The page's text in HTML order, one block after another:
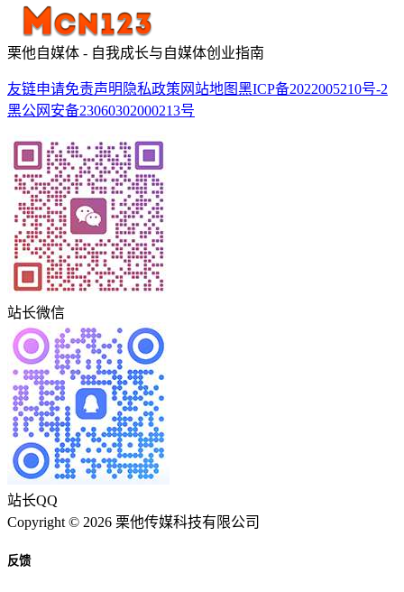
栗他自媒体 - 自我成长与自媒体创业指南
友链申请免责声明 隐私政策 网站地图黑ICP备2022005210号-2
黑公网安备23060302000213号
站长微信
站长QQ
Copyright © 2026 栗他传媒科技有限公司
反馈